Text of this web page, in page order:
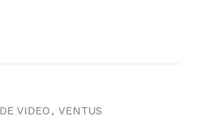
VIDEO , VENTUS